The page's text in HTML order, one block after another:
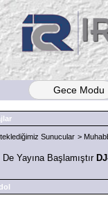
Gece Modu
Sunucular >